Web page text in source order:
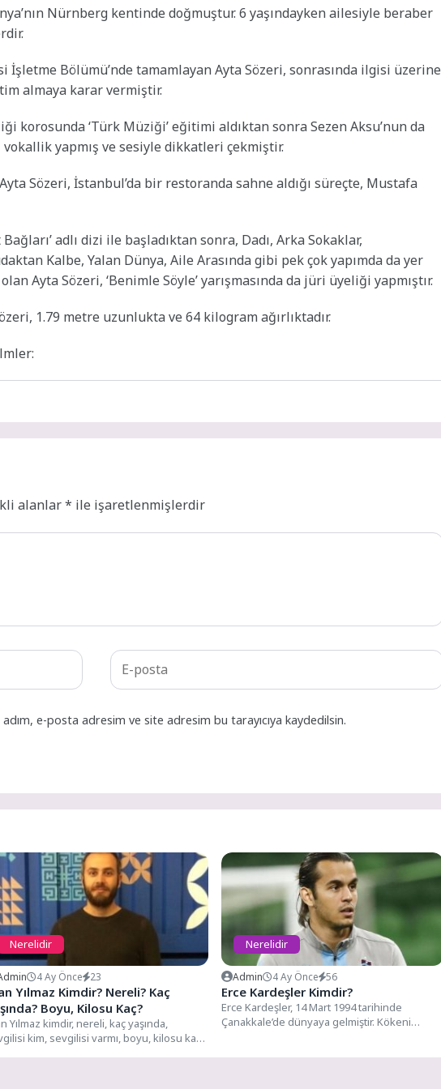
Nürnberg kentinde doğmuştur. 6 yaşındayken ailesiyle beraber
Bölümü’nde tamamlayan Ayta Sözeri, sonrasında ilgisi üzerine
almaya karar vermiştir.
korosunda ‘Türk Müziği’ eğitimi aldıktan sonra Sezen Aksu’nun da
yapmış ve sesiyle dikkatleri çekmiştir.
Sözeri, İstanbul’da bir restoranda sahne aldığı süreçte, Mustafa
adlı dizi ile başladıktan sonra, Dadı, Arka Sokaklar,
Kalbe, Yalan Dünya, Aile Arasında gibi pek çok yapımda da yer
Ayta Sözeri, ‘Benimle Söyle’ yarışmasında da jüri üyeliği yapmıştır.
1.79 metre uzunlukta ve 64 kilogram ağırlıktadır.
alanlar* ile işaretlenmişlerdir
e-posta adresim ve site adresim bu tarayıcıya kaydedilsin.
Nerelidir
4 Ay Önce 23
Yılmaz Kimdir? Nereli? Kaç
Boyu, Kilosu Kaç?
Yılmaz kimdir, nereli, kaç yaşında,
kim, sevgilisi varmı, boyu, kilosu kaç,
Nerelidir
Admin 4 Ay Önce 56
Erce Kardeşler Kimdir?
Erce Kardeşler, 14 Mart 1994 tarihinde
Çanakkale’de dünyaya gelmiştir. Kökeni